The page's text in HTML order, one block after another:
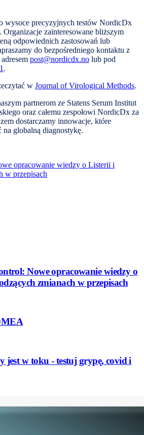
wysoce precyzyjnych testów NordicDx
Organizacje zainteresowane bliższym
odpowiednich zastosowań lub
do bezpośredniego kontaktu z
post@nordicdx.no lub pod
.
w Journal of Virological Methods.
partnerom ze Statens Serum Institut
oraz całemu zespołowi NordicDx za
dostarczamy innowacje, które
na globalną diagnostykę.
opracowanie wiedzy o Listerii i
w przepisach
Nowe opracowanie wiedzy o
zmianach w przepisach
jest w toku - testuj grypę, covid i